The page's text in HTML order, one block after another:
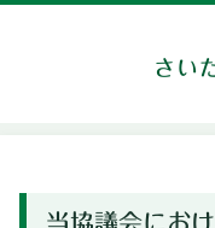
さい
当協議会にお